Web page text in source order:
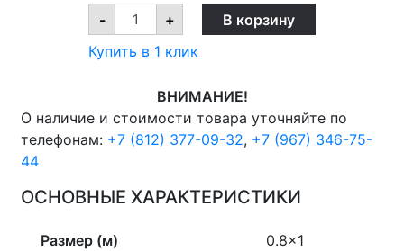
-
Дорожка
шерстяная
287
MAGIC
0,8х1м.,Рулон
на
отрез
quantity
+
В корзину
Купить в 1 клик
ВНИМАНИЕ!
О наличие и стоимости товара уточняйте по
телефонам: +7 (812) 377-09-32, +7 (967) 346-75-
44
ОСНОВНЫЕ ХАРАКТЕРИСТИКИ
Размер (м) 0.8×1